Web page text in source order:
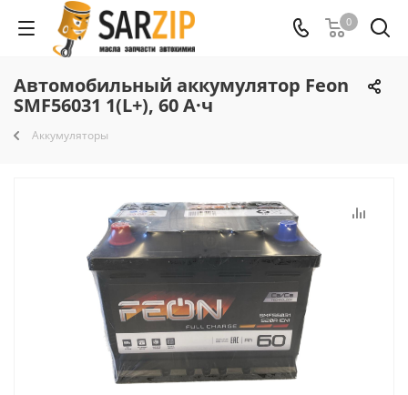
0
Автомобильный аккумулятор Feon
SMF56031 1(L+), 60 А·ч
Аккумуляторы